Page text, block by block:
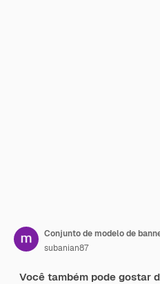
subanian87
Você também pode gostar